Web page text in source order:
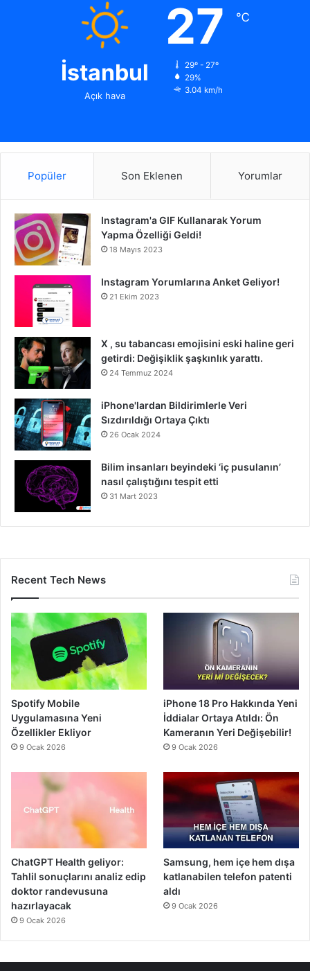
İstanbul
Açık hava
27 ℃
29º - 27º
29%
3.04 km/h
Popüler Son Eklenen Yorumlar
Instagram'a GIF Kullanarak Yorum
Yapma Özelliği Geldi!
18 Mayıs 2023
Instagram Yorumlarına Anket Geliyor!
21 Ekim 2023
X , su tabancası emojisini eski haline geri
getirdi: Değişiklik şaşkınlık yarattı.
24 Temmuz 2024
iPhone'lardan Bildirimlerle Veri
Sızdırıldığı Ortaya Çıktı
26 Ocak 2024
Bilim insanları beyindeki ‘iç pusulanın’
nasıl çalıştığını tespit etti
31 Mart 2023
Recent Tech News
Spotify Mobile
Uygulamasına Yeni
Özellikler Ekliyor
9 Ocak 2026
iPhone 18 Pro Hakkında Yeni
İddialar Ortaya Atıldı: Ön
Kameranın Yeri Değişebilir!
9 Ocak 2026
ChatGPT Health geliyor:
Tahlil sonuçlarını analiz edip
doktor randevusuna
hazırlayacak
9 Ocak 2026
Samsung, hem içe hem dışa
katlanabilen telefon patenti
aldı
9 Ocak 2026